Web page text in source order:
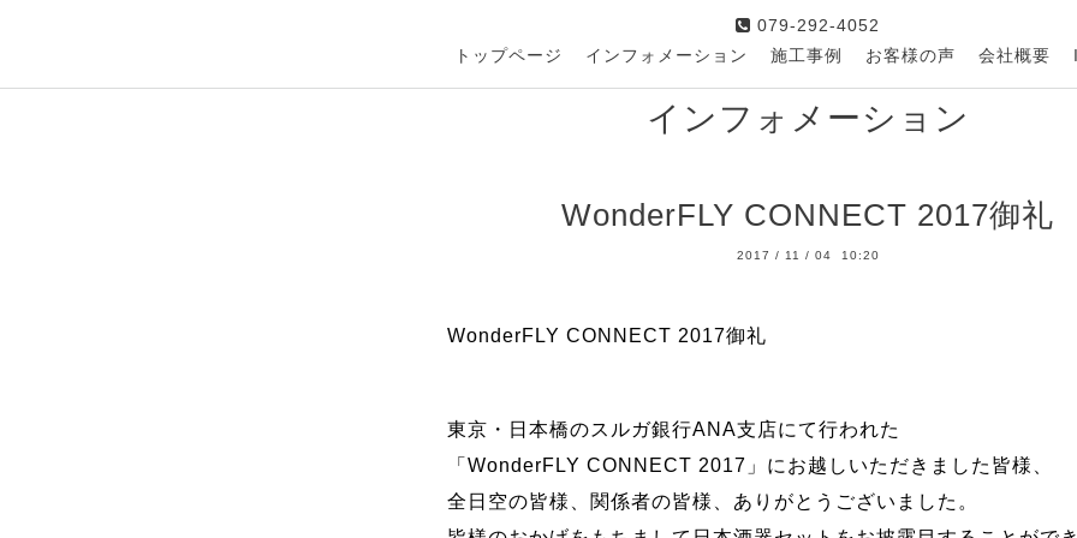
079-292-4052
トップページ
インフォメーション 施工事例 お客様の声 会社概要
インフォメーション
WonderFLY CONNECT 2017御礼
2017 / 11 / 04 10:20
WonderFLY CONNECT 2017御礼
東京・日本橋のスルガ銀行ANA支店にて行われた
「WonderFLY CONNECT 2017」にお越しいただきました皆様、
全日空の皆様、関係者の皆様、ありがとうございました。